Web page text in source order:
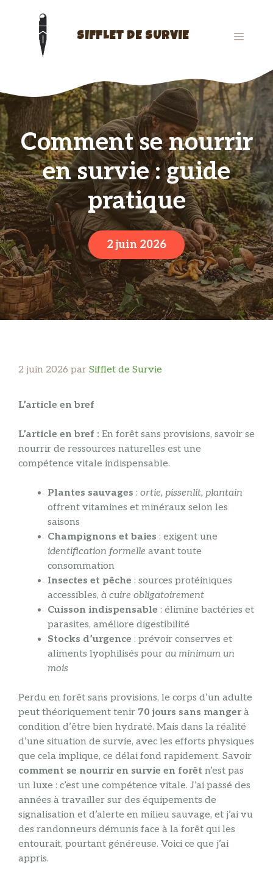
SIFFLET DE SURVIE MENU
Comment se nourrir
en survie : guide
pratique
2 juin 2026
2 juin 2026 par Sifflet de Survie
L’article en bref
L’article en bref : En forêt sans provisions, savoir se
nourrir de ressources naturelles est une
compétence vitale indispensable.
Plantes sauvages : ortie, pissenlit, plantain
offrent vitamines et minéraux selon les
saisons
Champignons et baies : exigent une
identification formelle avant toute
consommation
Insectes et pêche : sources protéiniques
accessibles, à cuire obligatoirement
Cuisson indispensable : élimine bactéries et
parasites, améliore digestibilité
Stocks d’urgence : prévoir conserves et
aliments lyophilisés pour au minimum un
mois
Perdu en forêt sans provisions, le corps d’un adulte
peut théoriquement tenir 70 jours sans mangerà
condition d’être bien hydraté. Mais dans la réalité
d’une situation de survie, avec les efforts physiques
que cela implique, ce délai fond rapidement. Savoir
comment se nourrir en survie en forêt n’est pas
un luxe : c’est une compétence vitale. J’ai passé des
années à travailler sur des équipements de
signalisation et d’alerte en milieu sauvage, et j’ai vu
des randonneurs démunis face à la forêt qui les
entourait, pourtant généreuse. Voici ce que j’ai
appris.